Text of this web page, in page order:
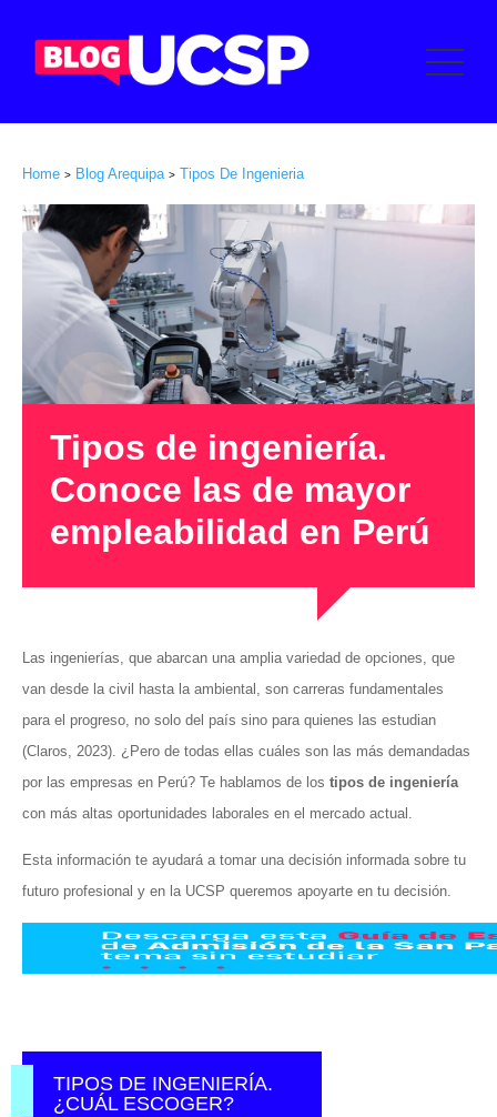
Home > Blog Arequipa > Tipos De Ingenieria
Tipos de ingeniería.
Conoce las de mayor
empleabilidad en Perú
Las ingenierías, que abarcan una amplia variedad de opciones, que
van desde la civil hasta la ambiental, son carreras fundamentales
para el progreso, no solo del país sino para quienes las estudian
(Claros, 2023). ¿Pero de todas ellas cuáles son las más demandadas
por las empresas en Perú? Te hablamos de los tipos de ingeniería
con más altas oportunidades laborales en el mercado actual.
Esta información te ayudará a tomar una decisión informada sobre tu
futuro profesional y en la UCSP queremos apoyarte en tu decisión.
TIPOS DE INGENIERÍA.
¿CUÁL ESCOGER?